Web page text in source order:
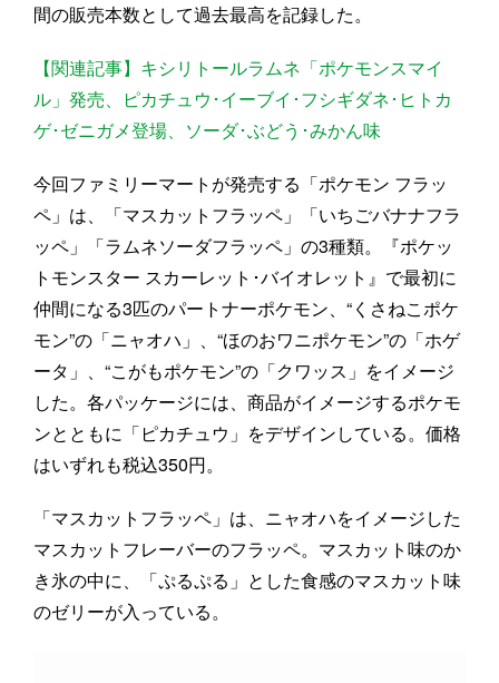
間の販売本数として過去最高を記録した。
【関連記事】キシリトールラムネ「ポケモンスマイ
ル」発売、ピカチュウ･イーブイ･フシギダネ･ヒトカ
ゲ･ゼニガメ登場、ソーダ･ぶどう･みかん味
今回ファミリーマートが発売する「ポケモン フラッ
ペ」は、「マスカットフラッペ」「いちごバナナフラ
ッペ」「ラムネソーダフラッペ」の3種類。『ポケッ
トモンスター スカーレット･バイオレット』で最初に
仲間になる3匹のパートナーポケモン、“くさねこポケ
モン”の「ニャオハ」、“ほのおワニポケモン”の「ホゲ
ータ」、“こがもポケモン”の「クワッス」をイメージ
した。各パッケージには、商品がイメージするポケモ
ンとともに「ピカチュウ」をデザインしている。価格
はいずれも税込350円。
「マスカットフラッペ」は、ニャオハをイメージした
マスカットフレーバーのフラッペ。マスカット味のか
き氷の中に、「ぷるぷる」とした食感のマスカット味
のゼリーが入っている。